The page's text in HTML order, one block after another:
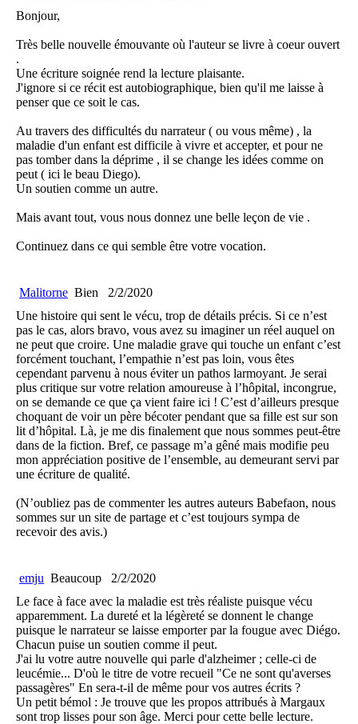
Bonjour,
Très belle nouvelle émouvante où l'auteur se livre à coeur ouvert
.
Une écriture soignée rend la lecture plaisante.
J'ignore si ce récit est autobiographique, bien qu'il me laisse à
penser que ce soit le cas.
Au travers des difficultés du narrateur ( ou vous même) , la
maladie d'un enfant est difficile à vivre et accepter, et pour ne
pas tomber dans la déprime , il se change les idées comme on
peut ( ici le beau Diego).
Un soutien comme un autre.
Mais avant tout, vous nous donnez une belle leçon de vie .
Continuez dans ce qui semble être votre vocation.
Malitorne Bien
2/2/2020
Une histoire qui sent le vécu, trop de détails précis. Si ce n’est
pas le cas, alors bravo, vous avez su imaginer un réel auquel on
ne peut que croire. Une maladie grave qui touche un enfant c’est
forcément touchant, l’empathie n’est pas loin, vous êtes
cependant parvenu à nous éviter un pathos larmoyant. Je serai
plus critique sur votre relation amoureuse à l’hôpital, incongrue,
on se demande ce que ça vient faire ici ! C’est d’ailleurs presque
choquant de voir un père bécoter pendant que sa fille est sur son
lit d’hôpital. Là, je me dis finalement que nous sommes peut-être
dans de la fiction. Bref, ce passage m’a gêné mais modifie peu
mon appréciation positive de l’ensemble, au demeurant servi par
une écriture de qualité.
(N’oubliez pas de commenter les autres auteurs Babefaon, nous
sommes sur un site de partage et c’est toujours sympa de
recevoir des avis.)
emju Beaucoup
2/2/2020
Le face à face avec la maladie est très réaliste puisque vécu
apparemment. La dureté et la légèreté se donnent le change
puisque le narrateur se laisse emporter par la fougue avec Diégo.
Chacun puise un soutien comme il peut.
J'ai lu votre autre nouvelle qui parle d'alzheimer ; celle-ci de
leucémie... D'où le titre de votre recueil "Ce ne sont qu'averses
passagères" En sera-t-il de même pour vos autres écrits ?
Un petit bémol : Je trouve que les propos attribués à Margaux
sont trop lisses pour son âge. Merci pour cette belle lecture.